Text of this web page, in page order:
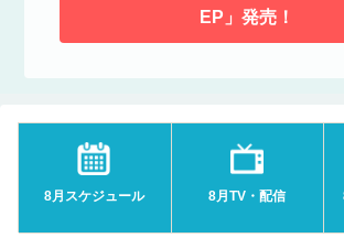
EP」発売！
8月スケジュール 8月TV・配信